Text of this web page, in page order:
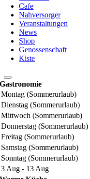
Cafe
Nahversorger
Veranstaltungen
News
Shop
Genossenschaft
Kiste
Gastronomie
Montag (Sommerurlaub)
Dienstag (Sommerurlaub)
Mittwoch (Sommerurlaub)
Donnerstag (Sommerurlaub)
Freitag (Sommerurlaub)
Samstag (Sommerurlaub)
Sonntag (Sommerurlaub)
3 Aug - 13 Aug